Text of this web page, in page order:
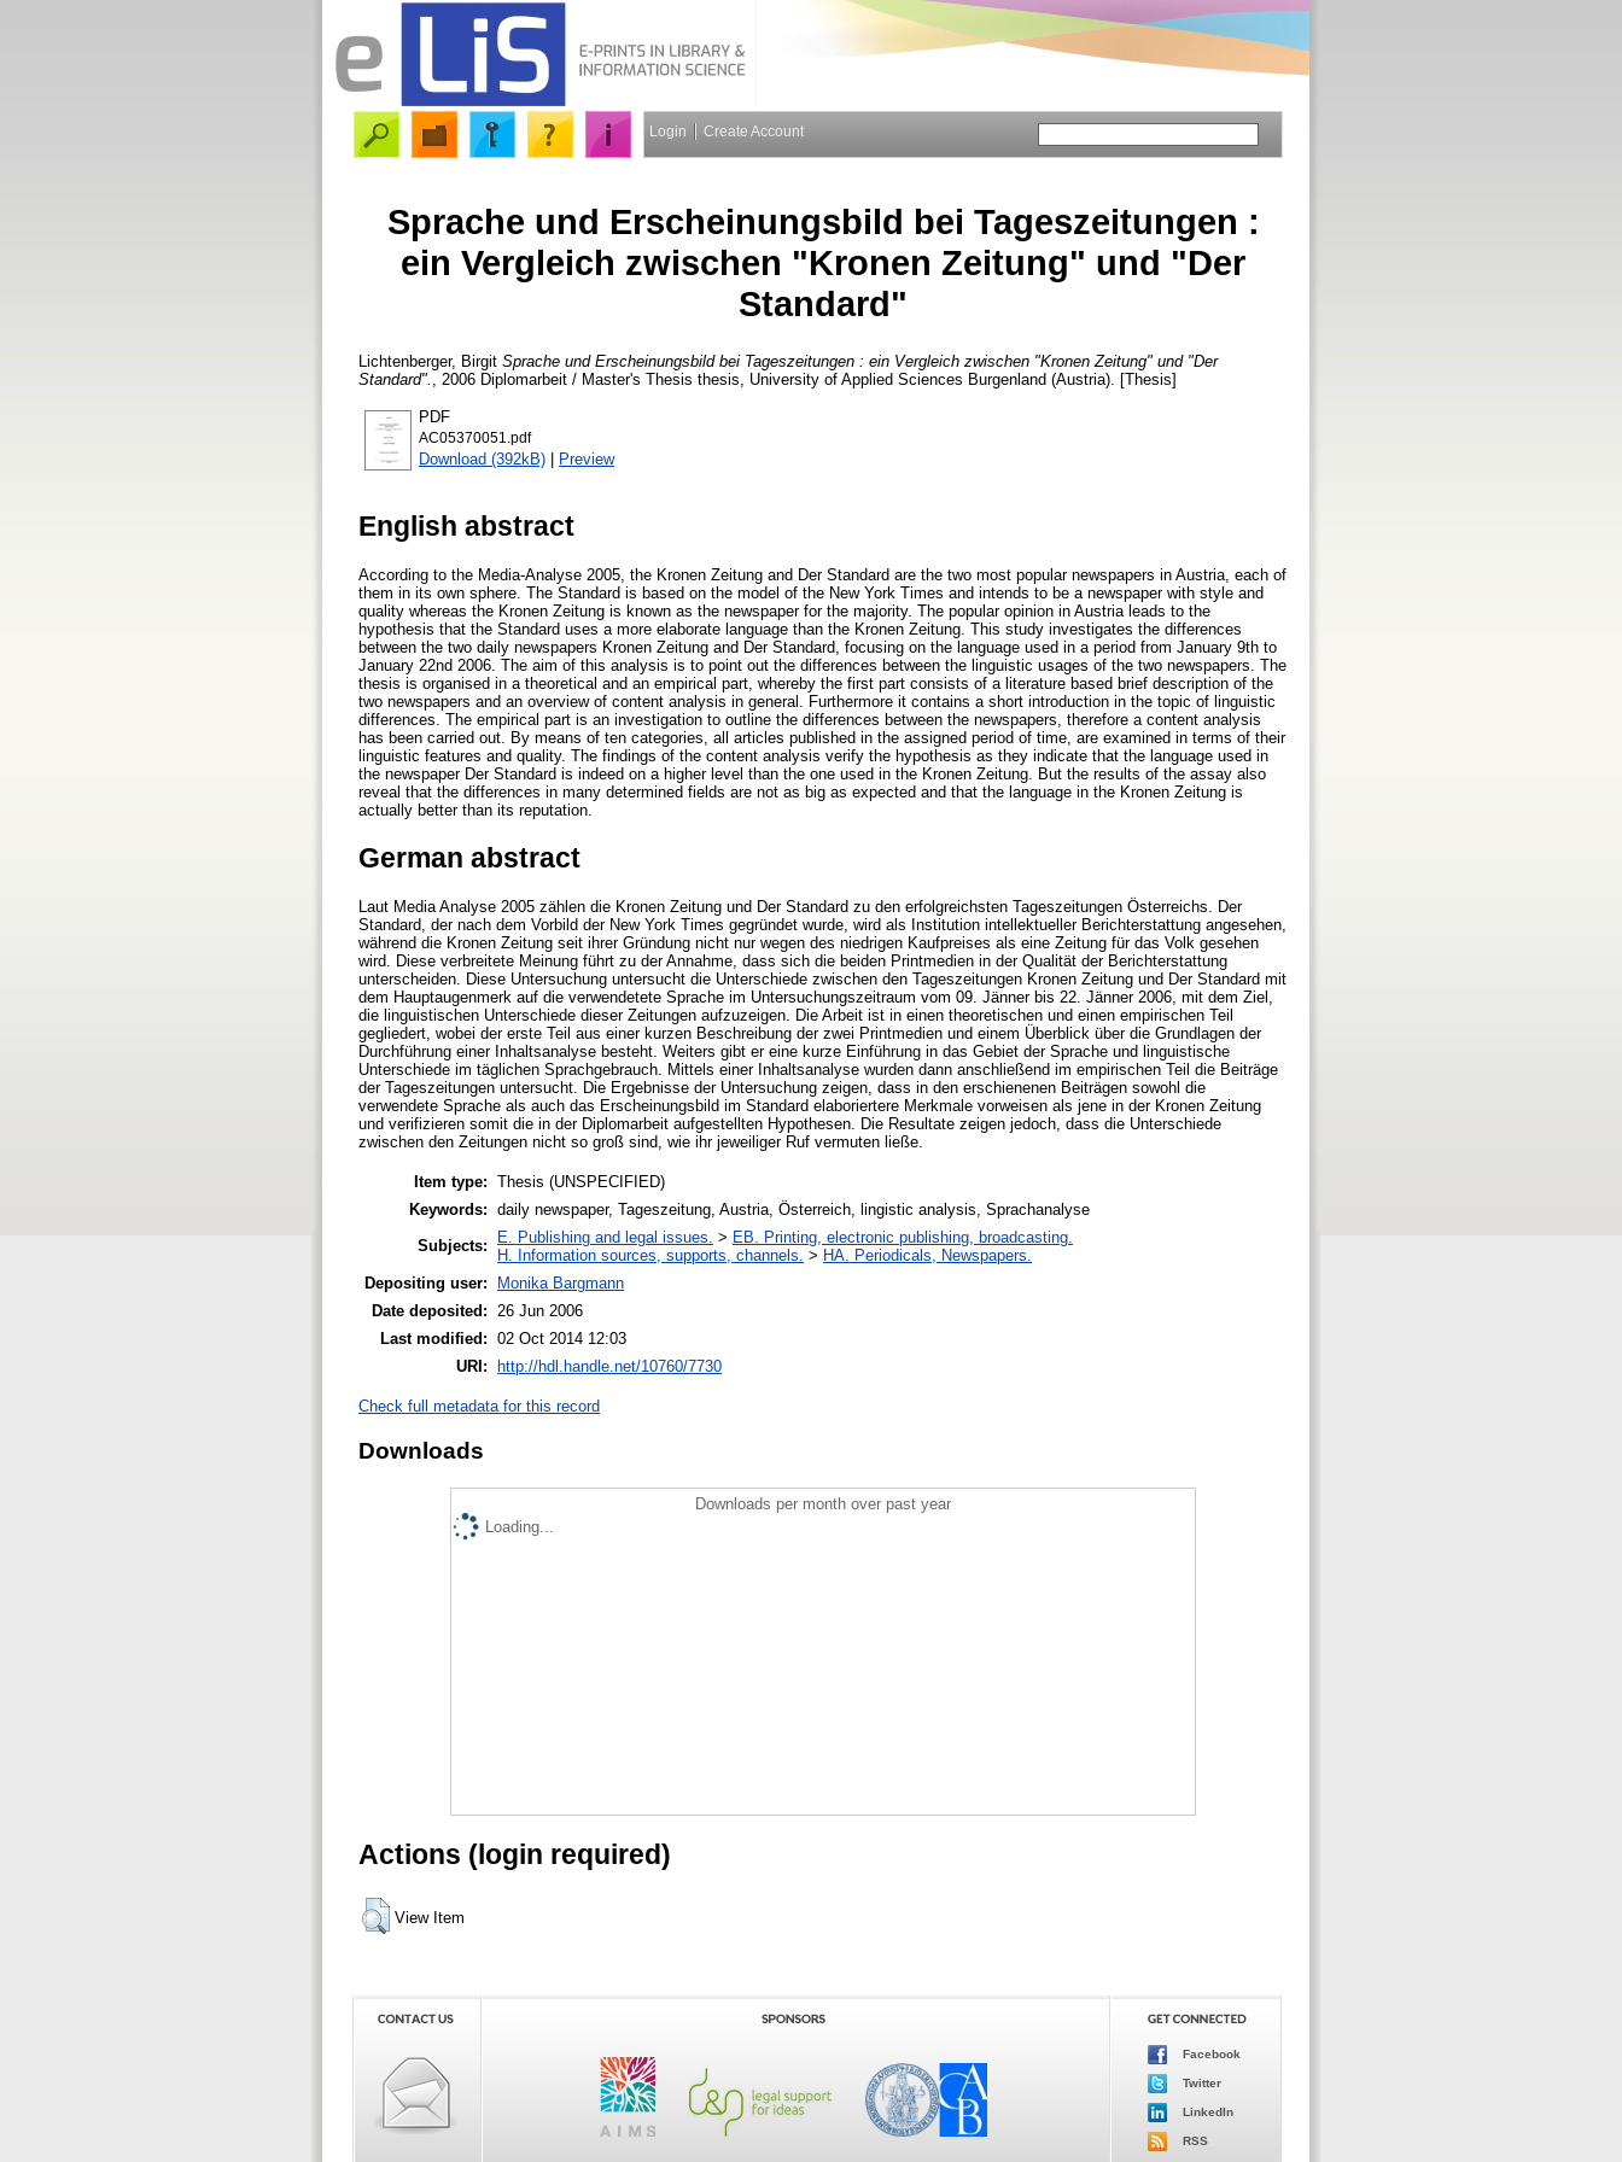
Login Create Account
Sprache und Erscheinungsbild bei Tageszeitungen :
ein Vergleich zwischen "Kronen Zeitung" und "Der
Standard"
Lichtenberger, Birgit Sprache und Erscheinungsbild bei Tageszeitungen : ein Vergleich zwischen "Kronen Zeitung" und "Der
Standard".
, 2006 Diplomarbeit / Master's Thesis thesis, University of Applied Sciences Burgenland (Austria). [Thesis]
PDF
AC05370051.pdf
Download (392kB) | Preview
English abstract
According to the Media-Analyse 2005, the Kronen Zeitung and Der Standard are the two most popular newspapers in Austria, each of
them in its own sphere. The Standard is based on the model of the New York Times and intends to be a newspaper with style and
quality whereas the Kronen Zeitung is known as the newspaper for the majority. The popular opinion in Austria leads to the
hypothesis that the Standard uses a more elaborate language than the Kronen Zeitung. This study investigates the differences
between the two daily newspapers Kronen Zeitung and Der Standard, focusing on the language used in a period from January 9th to
January 22nd 2006. The aim of this analysis is to point out the differences between the linguistic usages of the two newspapers. The
thesis is organised in a theoretical and an empirical part, whereby the first part consists of a literature based brief description of the
two newspapers and an overview of content analysis in general. Furthermore it contains a short introduction in the topic of linguistic
differences. The empirical part is an investigation to outline the differences between the newspapers, therefore a content analysis
has been carried out. By means of ten categories, all articles published in the assigned period of time, are examined in terms of their
linguistic features and quality. The findings of the content analysis verify the hypothesis as they indicate that the language used in
the newspaper Der Standard is indeed on a higher level than the one used in the Kronen Zeitung. But the results of the assay also
reveal that the differences in many determined fields are not as big as expected and that the language in the Kronen Zeitung is
actually better than its reputation.
German abstract
Laut Media Analyse 2005 zählen die Kronen Zeitung und Der Standard zu den erfolgreichsten Tageszeitungen Österreichs. Der
Standard, der nach dem Vorbild der New York Times gegründet wurde, wird als Institution intellektueller Berichterstattung angesehen,
während die Kronen Zeitung seit ihrer Gründung nicht nur wegen des niedrigen Kaufpreises als eine Zeitung für das Volk gesehen
wird. Diese verbreitete Meinung führt zu der Annahme, dass sich die beiden Printmedien in der Qualität der Berichterstattung
unterscheiden. Diese Untersuchung untersucht die Unterschiede zwischen den Tageszeitungen Kronen Zeitung und Der Standard mit
dem Hauptaugenmerk auf die verwendetete Sprache im Untersuchungszeitraum vom 09. Jänner bis 22. Jänner 2006, mit dem Ziel,
die linguistischen Unterschiede dieser Zeitungen aufzuzeigen. Die Arbeit ist in einen theoretischen und einen empirischen Teil
gegliedert, wobei der erste Teil aus einer kurzen Beschreibung der zwei Printmedien und einem Überblick über die Grundlagen der
Durchführung einer Inhaltsanalyse besteht. Weiters gibt er eine kurze Einführung in das Gebiet der Sprache und linguistische
Unterschiede im täglichen Sprachgebrauch. Mittels einer Inhaltsanalyse wurden dann anschließend im empirischen Teil die Beiträge
der Tageszeitungen untersucht. Die Ergebnisse der Untersuchung zeigen, dass in den erschienenen Beiträgen sowohl die
verwendete Sprache als auch das Erscheinungsbild im Standard elaboriertere Merkmale vorweisen als jene in der Kronen Zeitung
und verifizieren somit die in der Diplomarbeit aufgestellten Hypothesen. Die Resultate zeigen jedoch, dass die Unterschiede
zwischen den Zeitungen nicht so groß sind, wie ihr jeweiliger Ruf vermuten ließe.
Item type: Thesis (UNSPECIFIED)
Keywords: daily newspaper, Tageszeitung, Austria, Österreich, lingistic analysis, Sprachanalyse
Subjects:
E. Publishing and legal issues. > EB. Printing, electronic publishing, broadcasting.
H. Information sources, supports, channels. > HA. Periodicals, Newspapers.
Depositing user:
Monika Bargmann
Date deposited:
26 Jun 2006
Last modified: 02 Oct 2014 12:03
URI:
http://hdl.handle.net/10760/7730
Check full metadata for this record
Downloads
Downloads per month over past year
Loading...
Actions (login required)
View Item
Facebook
Twitter
LinkedIn
RSS